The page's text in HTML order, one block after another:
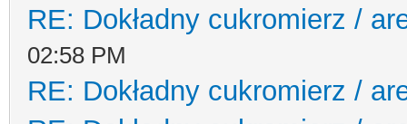
RE: Dokładny cukromierz /
02:58 PM
RE: Dokładny cukromierz /